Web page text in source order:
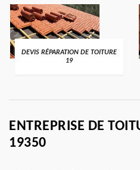
DEVIS RÉPARATION DE TOITURE
19
ENTREPRISE DE
19350